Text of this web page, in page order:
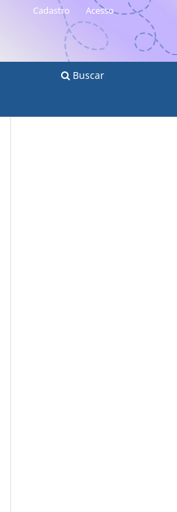
Buscar
Cadastro Acesso